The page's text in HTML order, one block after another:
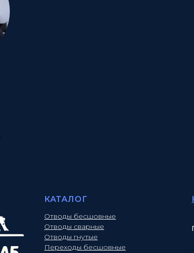
КАТАЛОГ
Отводы бесшовные
Отводы сварные
Отводы гнутые
Переходы бесшовные